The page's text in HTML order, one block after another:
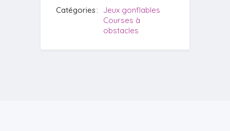
Catégories
Jeux gonflables
Courses à
obstacles